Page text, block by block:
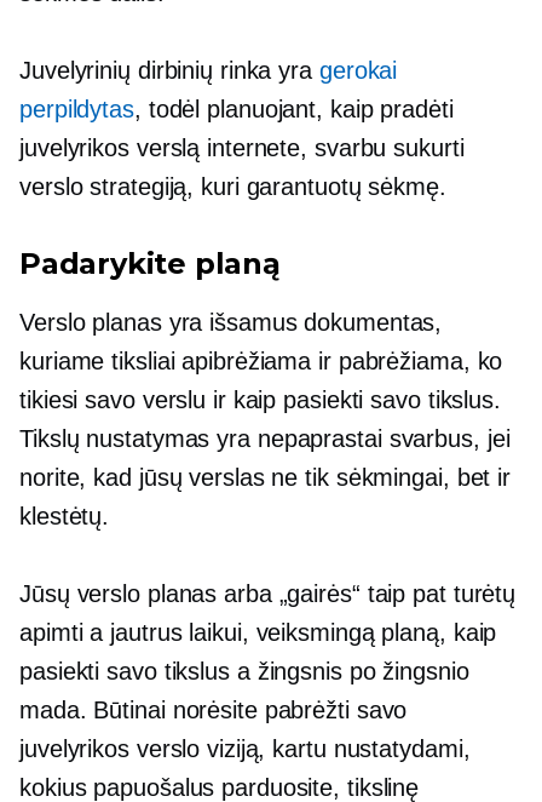
Juvelyrinių dirbinių rinka yra gerokai
perpildytas, todėl planuojant, kaip pradėti
juvelyrikos verslą internete, svarbu sukurti
verslo strategiją, kuri garantuotų sėkmę.
Padarykite planą
Verslo planas yra išsamus dokumentas,
kuriame tiksliai apibrėžiama ir pabrėžiama, ko
tikiesi savo verslu ir kaip pasiekti savo tikslus.
Tikslų nustatymas yra nepaprastai svarbus, jei
norite, kad jūsų verslas ne tik sėkmingai, bet ir
klestėtų.
Jūsų verslo planas arba „gairės“ taip pat turėtų
apimti a jautrus laikui, veiksmingą planą, kaip
pasiekti savo tikslus a žingsnis po žingsnio
mada. Būtinai norėsite pabrėžti savo
juvelyrikos verslo viziją, kartu nustatydami,
kokius papuošalus parduosite, tikslinę